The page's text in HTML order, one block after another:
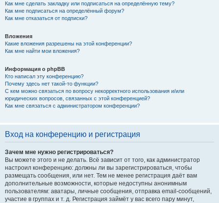
Как мне сделать закладку или подписаться на определённую тему?
Как мне подписаться на определённый форум?
Как мне отказаться от подписки?
Вложения
Какие вложения разрешены на этой конференции?
Как мне найти мои вложения?
Информация о phpBB
Кто написал эту конференцию?
Почему здесь нет такой-то функции?
С кем можно связаться по вопросу некорректного использования и/или
юридических вопросов, связанных с этой конференцией?
Как мне связаться с администратором конференции?
Вход на конференцию и регистрация
Зачем мне нужно регистрироваться?
Вы можете этого и не делать. Всё зависит от того, как администратор
настроил конференцию: должны ли вы зарегистрироваться, чтобы
размещать сообщения, или нет. Тем не менее регистрация даёт вам
дополнительные возможности, которые недоступны анонимным
пользователям: аватары, личные сообщения, отправка email-сообщений,
участие в группах и т. д. Регистрация займёт у вас всего пару минут,